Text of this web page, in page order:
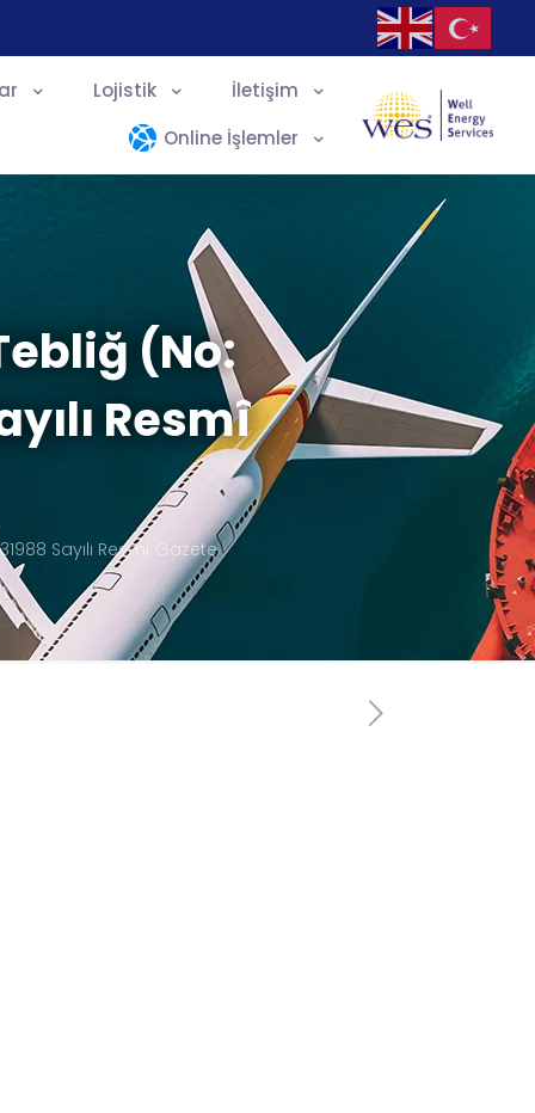
Lojistik
İletişim
Online İşlemler
(No:
Resmî
Sayılı Resmî Gazete